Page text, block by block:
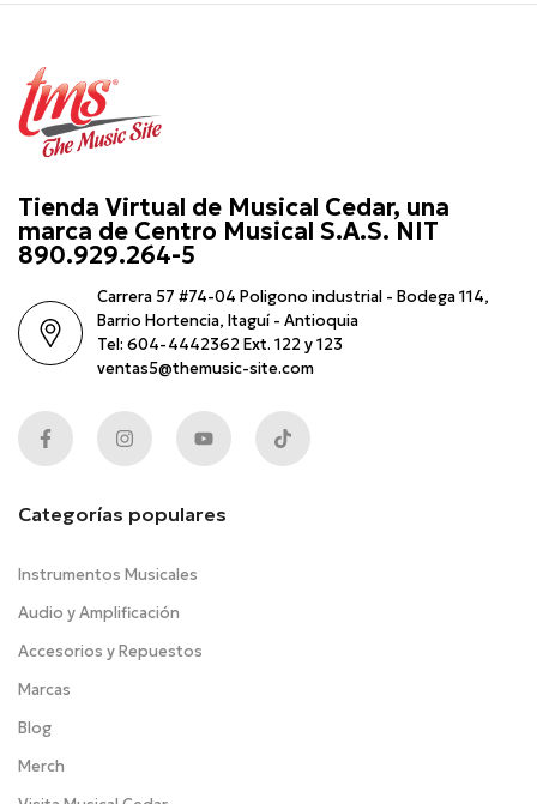
Tienda Virtual de Musical Cedar, una
marca de Centro Musical S.A.S. NIT
890.929.264-5
Carrera 57 #74-04 Poligono industrial - Bodega 114,
Barrio Hortencia, Itaguí - Antioquia
Tel: 604-4442362 Ext. 122 y 123
ventas5@themusic-site.com
Categorías populares
Instrumentos Musicales
Audio y Amplificación
Accesorios y Repuestos
Marcas
Blog
Merch